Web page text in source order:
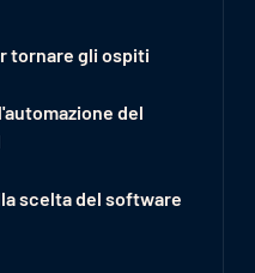
tornare gli ospiti
del
scelta del software